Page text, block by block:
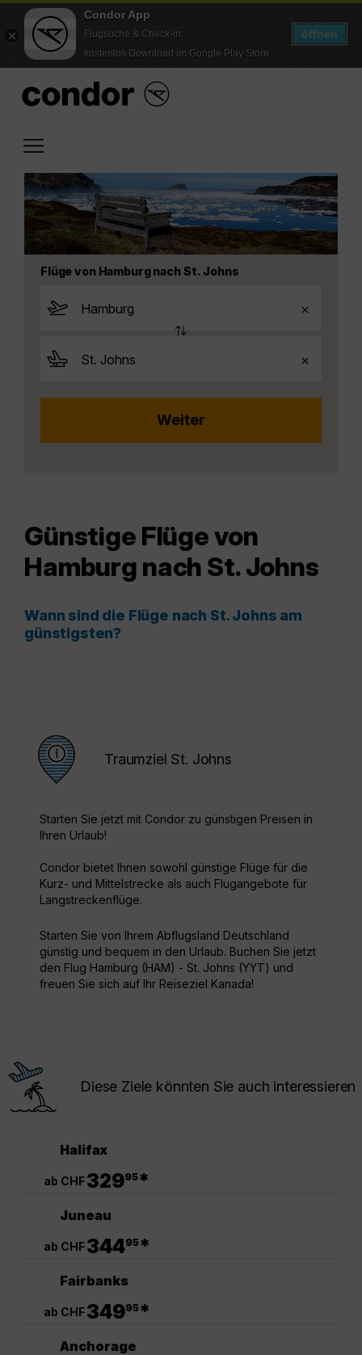
Condor App
Flugsuche & Check-in
kostenlos Download im Google Play Store
öffnen
Flüge von Hamburg nach St. Johns
Günstige Flüge von
Hamburg nach St. Johns
Wann sind die Flüge nach St. Johns am
günstigsten?
Traumziel St. Johns
Starten Sie jetzt mit Condor zu günstigen Preisen in
Ihren Urlaub!
Condor bietet Ihnen sowohl günstige Flüge für die
Kurz- und Mittelstrecke als auch Flugangebote für
Langstreckenflüge.
Starten Sie von Ihrem Abflugsland Deutschland
günstig und bequem in den Urlaub. Buchen Sie jetzt
den Flug Hamburg (HAM) - St. Johns (YYT) und
freuen Sie sich auf Ihr Reiseziel Kanada!
Diese Ziele könnten Sie auch interessieren
Halifax
ab CHF32995*
Juneau
ab CHF34495*
Fairbanks
ab CHF34995*
Anchorage